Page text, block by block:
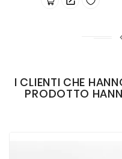
I CLIENTI CHE
PRODOTTO